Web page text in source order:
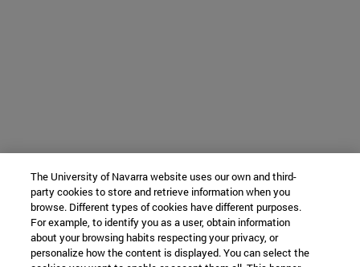
The University of Navarra website uses our own and third-
party cookies to store and retrieve information when you
browse. Different types of cookies have different purposes.
For example, to identify you as a user, obtain information
about your browsing habits respecting your privacy, or
personalize how the content is displayed. You can select the